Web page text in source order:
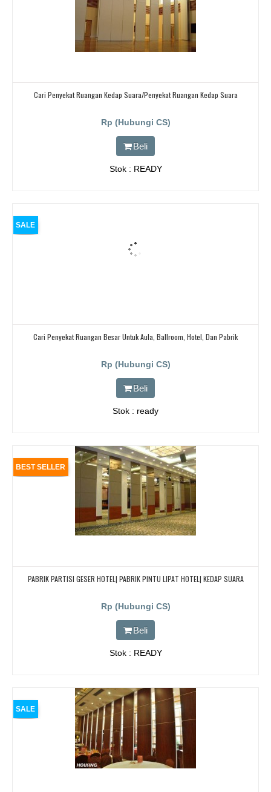
Cari Penyekat Ruangan Kedap Suara/Penyekat Ruangan Kedap Suara
Rp (Hubungi CS)
Beli
Stok : READY
SALE
Cari Penyekat Ruangan Besar Untuk Aula, Ballroom, Hotel, Dan Pabrik
Rp (Hubungi CS)
Beli
Stok : ready
BEST SELLER
PABRIK PARTISI GESER HOTEL| PABRIK PINTU LIPAT HOTEL| KEDAP SUARA
Rp (Hubungi CS)
Beli
Stok : READY
SALE